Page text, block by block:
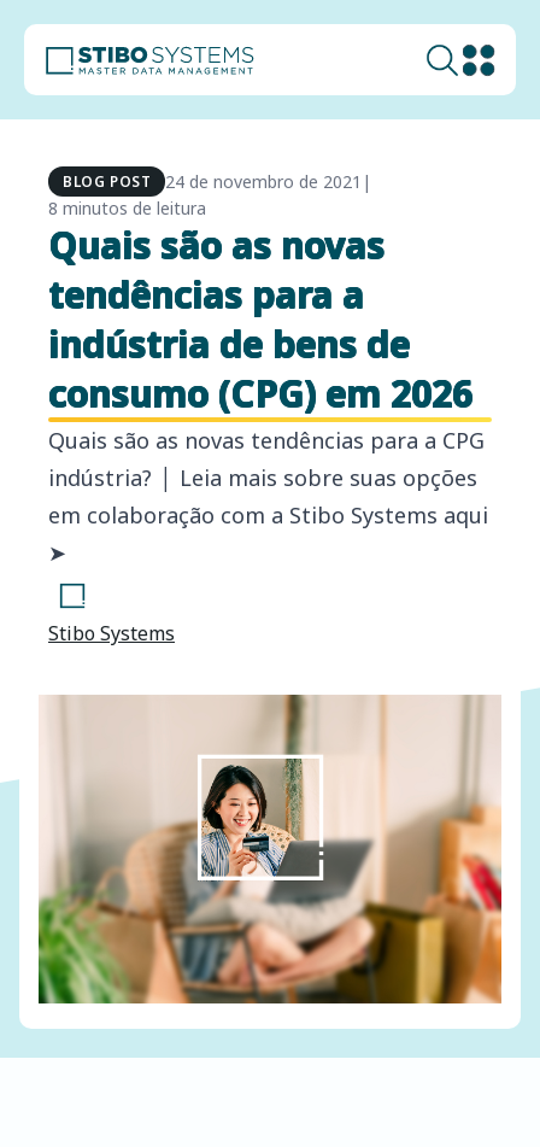
BLOG POST 24 de novembro de 2021 |
8 minutos de leitura
Quais são as novas
tendências para a
indústria de bens de
consumo (CPG) em 2026
Quais são as novas tendências para a CPG
indústria? │ Leia mais sobre suas opções
em colaboração com a Stibo Systems aqui
➤
Stibo Systems